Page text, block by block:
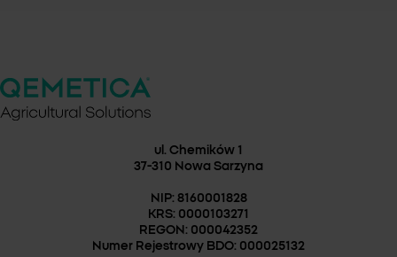
ul. Chemików 1
37-310 Nowa Sarzyna
NIP: 8160001828
KRS: 0000103271
REGON: 000042352
Numer Rejestrowy BDO: 000025132